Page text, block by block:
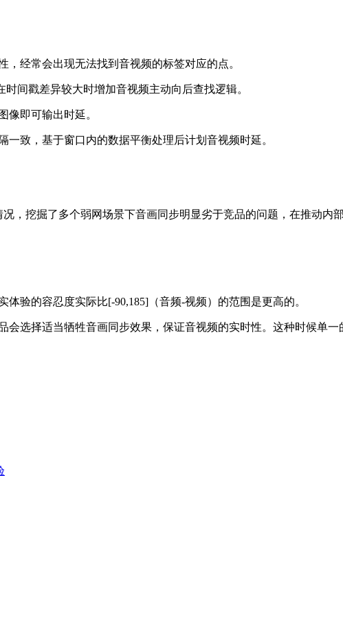
经常会出现无法找到音视频的标签对应的点。
间戳差异较大时增加音视频主动向后查找逻辑。
像即可输出时延。
致，基于窗口内的数据平衡处理后计划音视频时延。
，挖掘了多个弱网场景下音画同步明显劣于竞品的问题，在推动内
验的容忍度实际比[-90,185]（音频-视频）的范围是更高的。
会选择适当牺牲音画同步效果，保证音视频的实时性。这种时候单